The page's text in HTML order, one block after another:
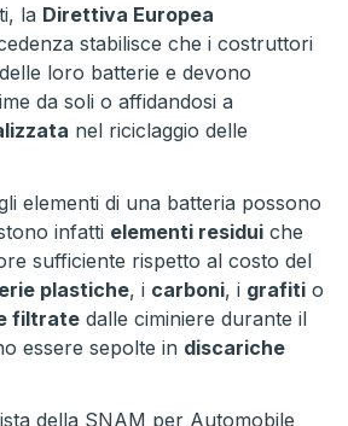
la Direttiva Europea
stabilisce che i costruttori
loro batterie e devono
da soli o affidandosi a
nel riciclaggio delle
elementi di una batteria possono
infatti elementi residui che
sufficiente rispetto al costo del
plastiche, i carboni, i grafiti o
filtrate dalle ciminiere durante il
essere sepolte in discariche
della SNAM per Automobile